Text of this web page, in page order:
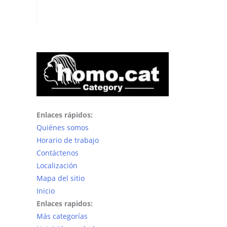
Enlaces rápidos:
Quiénes somos
Horario de trabajo
Contáctenos
Localización
Mapa del sitio
Inicio
Enlaces rapidos:
Más categorías